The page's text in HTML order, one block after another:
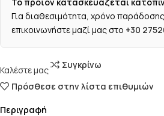
Για διαθεσιμότητα, χρόνο παράδοσης
επικοινωνήστε μαζί μας στο +30
Καλέστε μας
Συγκρίνω
Πρόσθεσε στην λίστα επιθυμιών
Περιγραφή